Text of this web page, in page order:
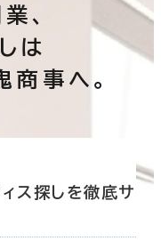
、
は
事へ。
ス探しを徹底サ